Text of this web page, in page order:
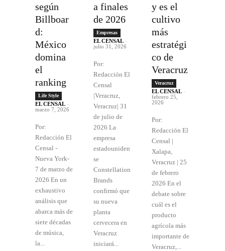
según
Billboar
d:
México
domina
el
ranking
Life Style
EL CENSAL -
marzo 7, 2026
Por:
Redacción El
Censal -
Nueva York-
7 de marzo de
2026 En un
exhaustivo
análisis que
abarca más de
siete décadas
de música,
la...
a finales
de 2026
Empresas
EL CENSAL -
julio 31, 2026
Por:
Redacción El
Censal
|Veracruz,
Veracruz| 31
de julio de
2026 La
empresa
estadouniden
se
Constellation
Brands
confirmó que
su nueva
planta
cervecera en
Veracruz
iniciará...
y es el
cultivo
más
estratégi
co de
Veracruz
Veracruz
EL CENSAL -
febrero 25,
2026
Por:
Redacción El
Censal |
Xalapa,
Veracruz | 25
de febrero
2026 En el
debate sobre
cuál es el
producto
agrícola más
importante de
Veracruz,...